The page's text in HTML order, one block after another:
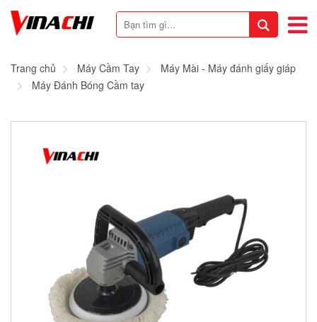
Trang chủ Máy Cầm Tay
Máy Mài - Máy đánh giấy giáp
Máy Đánh Bóng Cầm tay